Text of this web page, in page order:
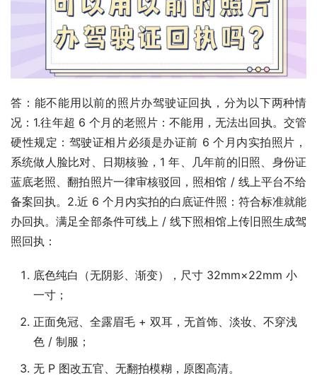
答：能不能用以前的照片办驾驶证回执，分为以下两种情
况：1.往年超 6 个月的老照片：不能用，无法出回执。 交管
硬性规定： 驾驶证相片必须是办证前 6 个月内实拍照片 ，
系统做人脸比对、日期核验，1 年、几年前的旧照、身份证
蓝底老照、翻拍照片一律审核驳回，照相馆 / 线上平台不给
备案回执。2.近 6 个月内实拍的白底证件照：符合标准就能
办回执。满足全部条件可线上 / 线下照相馆上传旧照生成驾
照回执：
底色纯白（无阴影、渐变），尺寸 32mm×22mm 小
一寸；
正面免冠、全露眉毛 + 双耳，无首饰、淡妆、不穿浅
色 / 制服；
无 P 图改五官、无翻拍模糊，原图高清。